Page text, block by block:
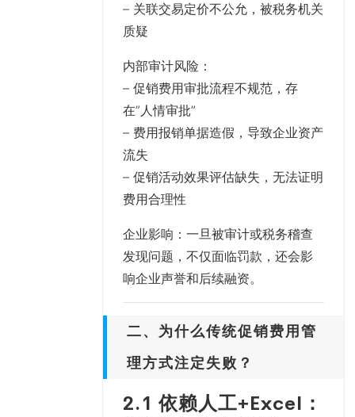
– 关联交易定价不公允，被税务机关
质疑
内部审计风险 ：
– 促销费用审批流程不规范，存
在”人情审批”
– 费用报销单据造假，导致企业资产
流失
– 促销活动效果评估缺失，无法证明
费用合理性
企业影响 ：一旦被审计或税务稽查
发现问题，不仅面临罚款，还会影
响企业声誉和后续融资。
二、为什么传统促销费用管
理方式注定失败？
2.1 依赖人工+Excel：